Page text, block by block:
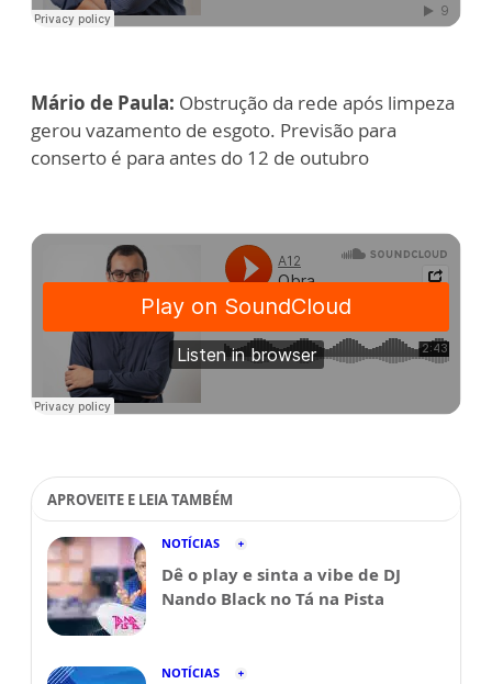
Mário de Paula: Obstrução da rede após limpeza
gerou vazamento de esgoto. Previsão para
conserto é para antes do 12 de outubro
APROVEITE E LEIA TAMBÉM
NOTÍCIAS
Dê o play e sinta a vibe de DJ
Nando Black no Tá na Pista
NOTÍCIAS